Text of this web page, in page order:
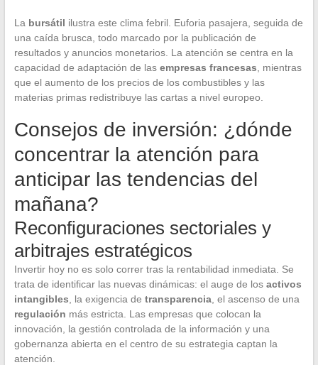
La bursátil ilustra este clima febril. Euforia pasajera, seguida de
una caída brusca, todo marcado por la publicación de
resultados y anuncios monetarios. La atención se centra en la
capacidad de adaptación de las empresas francesas , mientras
que el aumento de los precios de los combustibles y las
materias primas redistribuye las cartas a nivel europeo.
Consejos de inversión: ¿dónde
concentrar la atención para
anticipar las tendencias del
mañana?
Reconfiguraciones sectoriales y
arbitrajes estratégicos
Invertir hoy no es solo correr tras la rentabilidad inmediata. Se
trata de identificar las nuevas dinámicas: el auge de los activos
intangibles , la exigencia de transparencia, el ascenso de una
regulación más estricta. Las empresas que colocan la
innovación, la gestión controlada de la información y una
gobernanza abierta en el centro de su estrategia captan la
atención.